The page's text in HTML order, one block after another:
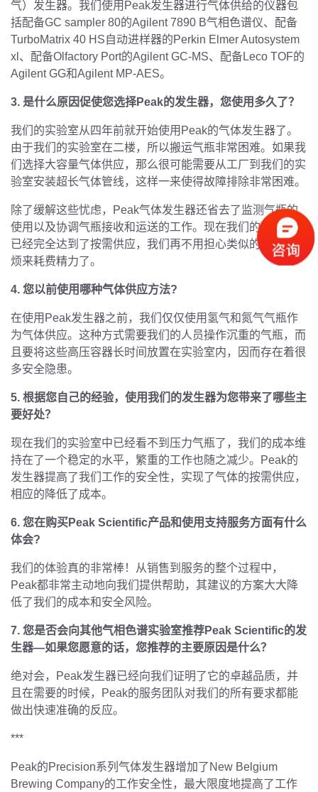
气）发生器。我们使用Peak发生器进行气体供给的仪器包
括配备GC sampler 80的Agilent 7890 B气相色谱仪、配备
TurboMatrix 40 HS自动进样器的Perkin Elmer Autosystem
xl、配备Olfactory Port的Agilent GC-MS、配备Leco TOF的
Agilent GG和Agilent MP-AES。
3. 是什么原因促使您选择Peak的发生器，您使用多久了？
我们的实验室从四年前就开始使用Peak的气体发生器了。
由于我们的实验室在二楼，所以搬运气瓶非常困难。如果我
们选择大容量气体供应，那么很可能需要从工厂到我们的实
验室安装超长气体管线，这样一来使得故障排除非常困难。
除了缓解这些忧虑，Peak气体发生器还省去了监测气瓶的
使用以及协调气瓶接收和运送的工作。现在我们的气体使用
已经完全达到了按需供应，我们再不用担心类似的不必要麻
烦来耗费精力了。
4. 您以前使用哪种气体供应方法?
在使用Peak发生器之前，我们仅仅使用氢气和氮气气瓶作
为气体供应。这种方式需要我们的人员操作沉重的气瓶，而
且要将这些高压容器长时间放置在实验室内，因而存在着很
多安全隐患。
5. 根据您自己的经验，使用我们的发生器为您带来了哪些主
要好处？
现在我们的实验室中已经看不到压力气瓶了，我们的成本维
持在了一个稳定的水平，繁重的工作也随之减少。Peak的
发生器提高了我们工作的安全性，实现了气体的按需供应，
相应的降低了成本。
6. 您在购买Peak Scientific产品和使用支持服务方面有什么
体会?
我们的体验真的非常棒！从销售到服务的整个过程中，
Peak都非常主动地向我们提供帮助，其建议的方案大大降
低了我们的成本和安全风险。
7. 您是否会向其他气相色谱实验室推荐Peak Scientific的发
生器—如果您愿意的话，您推荐的主要原因是什么？
绝对会，Peak发生器已经向我们证明了它的卓越品质，并
且在需要的时候，Peak的服务团队对我们的所有要求都能
做出快速准确的反应。
***
Peak的Precision系列气体发生器增加了New Belgium
Brewing Company的工作安全性，最大限度地提高了工作